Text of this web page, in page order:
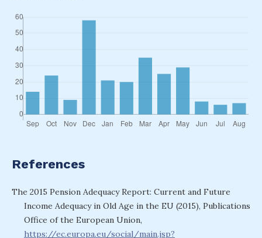
References
The 2015 Pension Adequacy Report: Current and Future
Income Adequacy in Old Age in the EU (2015), Publications
Office of the European Union,
https://ec.europa.eu/social/main.jsp?